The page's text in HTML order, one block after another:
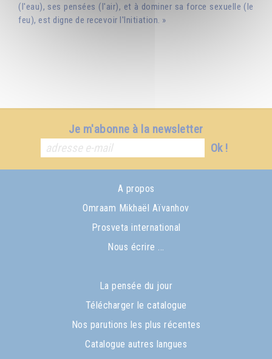
(l'eau), ses pensées (l'air), et à dominer sa force sexuelle (le
feu), est digne de recevoir l'Initiation. »
Je m'abonne à la newsletter
Ok !
A propos
Omraam Mikhaël Aïvanhov
Prosveta international
Nous écrire ...
La pensée du jour
Télécharger le catalogue
Nos parutions les plus récentes
Catalogue autres langues